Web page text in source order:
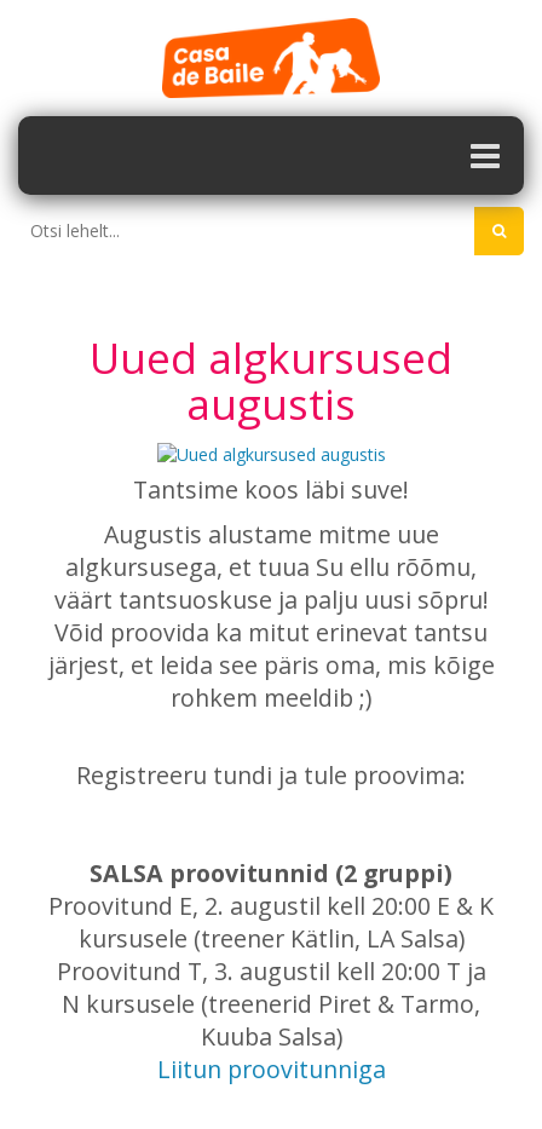
Uued algkursused
augustis
Tantsime koos läbi suve!
Augustis alustame mitme uue
algkursusega, et tuua Su ellu rõõmu,
väärt tantsuoskuse ja palju uusi sõpru!
Võid proovida ka mitut erinevat tantsu
järjest, et leida see päris oma, mis kõige
rohkem meeldib ;)
Registreeru tundi ja tule proovima:
SALSA proovitunnid (2 gruppi)
Proovitund E, 2. augustil kell 20:00 E & K
kursusele (treener Kätlin, LA Salsa)
Proovitund T, 3. augustil kell 20:00 T ja
N kursusele (treenerid Piret & Tarmo,
Kuuba Salsa)
Liitun proovitunniga